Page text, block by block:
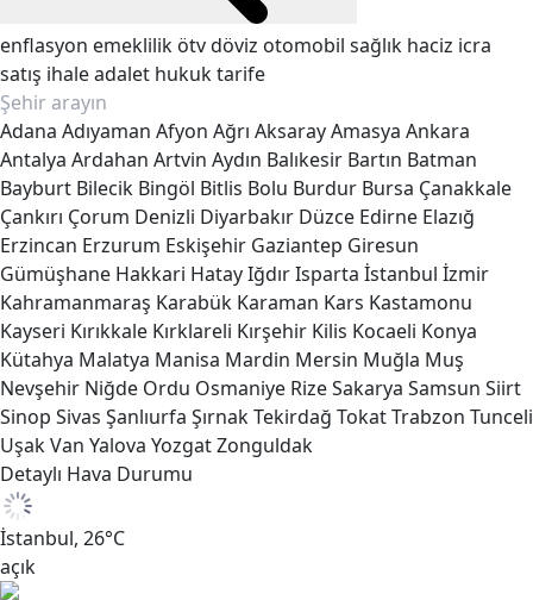
enflasyon emeklilik ötvdöviz otomobil sağlık haciz icra
satış ihaleadalet hukuktarife
Adana Adıyaman Afyon Ağrı AksarayAmasya Ankara
Antalya Ardahan Artvin Aydın Balıkesir Bartın Batman
Bayburt Bilecik Bingöl Bitlis Bolu Burdur Bursa Çanakkale
Çankırı Çorum Denizli Diyarbakır Düzce Edirne Elazığ
Erzincan Erzurum Eskişehir Gaziantep Giresun
Gümüşhane Hakkari HatayIğdırIsparta İstanbul İzmir
Kahramanmaraş Karabük Karaman Kars Kastamonu
Kayseri Kırıkkale Kırklareli Kırşehir Kilis Kocaeli Konya
Kütahya Malatya Manisa Mardin Mersin Muğla Muş
Nevşehir Niğde Ordu Osmaniye RizeSakarya Samsun Siirt
Sinop Sivas Şanlıurfa ŞırnakTekirdağ TokatTrabzon Tunceli
UşakVan Yalova YozgatZonguldak
Detaylı Hava Durumu
İstanbul, 26°C
açık